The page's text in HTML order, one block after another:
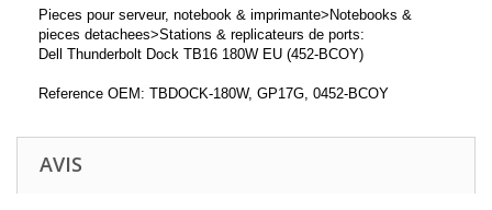
Pieces pour serveur, notebook & imprimante>Notebooks &
pieces detachees>Stations & replicateurs de ports:
Dell Thunderbolt Dock TB16 180W EU (452-BCOY)
Reference OEM: TBDOCK-180W, GP17G, 0452-BCOY
AVIS